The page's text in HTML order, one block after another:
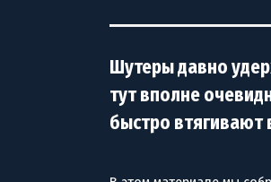
Шутеры давно
тут вполне
быстро